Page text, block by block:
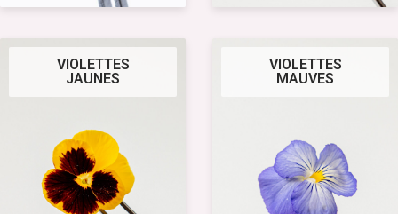
VIOLETTES
JAUNES
VIOLETTES
MAUVES